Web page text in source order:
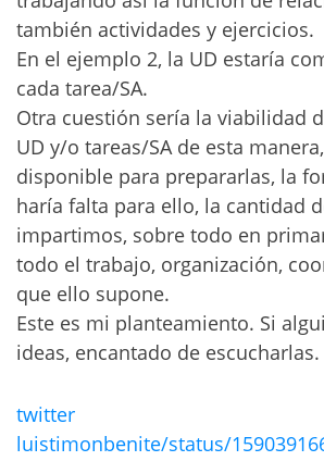
también actividades y ejercicios.
En el ejemplo 2, la UD estaría
cada tarea/SA.
Otra cuestión sería la viabilidad
UD y/o tareas/SA de esta
disponible para prepararlas, la
haría falta para ello, la cantidad
impartimos, sobre todo en
todo el trabajo, organización,
que ello supone.
Este es mi planteamiento. Si
ideas, encantado de escucharlas.
twitter
luistimonbenite/status/